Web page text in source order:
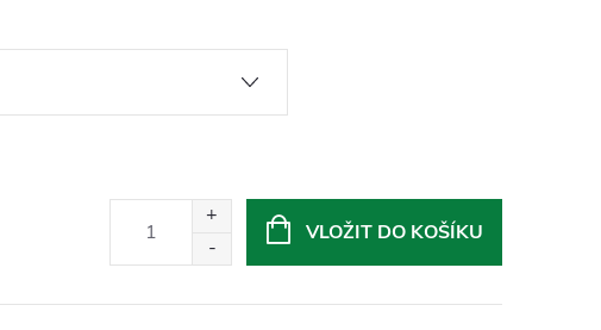
VLOŽIT DO KOŠÍKU